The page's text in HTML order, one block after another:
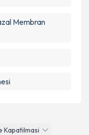
Kapatilmasi
Membran